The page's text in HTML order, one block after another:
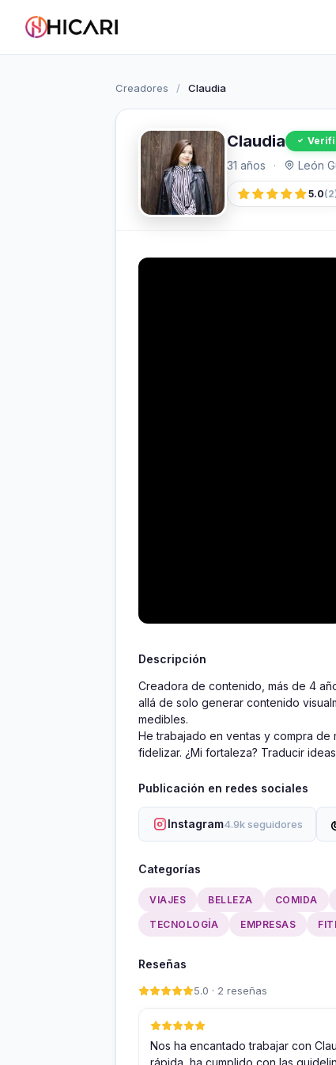
Creadores / Claudia
Claudia
31 años · León
5.0
Descripción
Creadora de contenido, más de 4
allá de solo generar contenido
medibles.
He trabajado en ventas y compra
fidelizar. ¿Mi fortaleza? Traducir
Publicación en redes sociales
Instagram4.9k seguidores
Categorías
VIAJES BELLEZA COMIDA
TECNOLOGÍA EMPRESAS
Reseñas
5.0 · 2 reseñas
Nos ha encantado trabajar con